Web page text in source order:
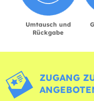
Umtausch und
Rückgabe
ZUGANG